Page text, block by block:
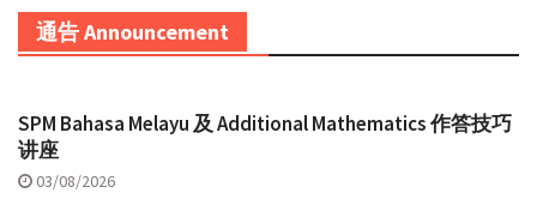
通告 Announcement
SPM Bahasa Melayu 及 Additional Mathematics 作答技巧
讲座
03/08/2026